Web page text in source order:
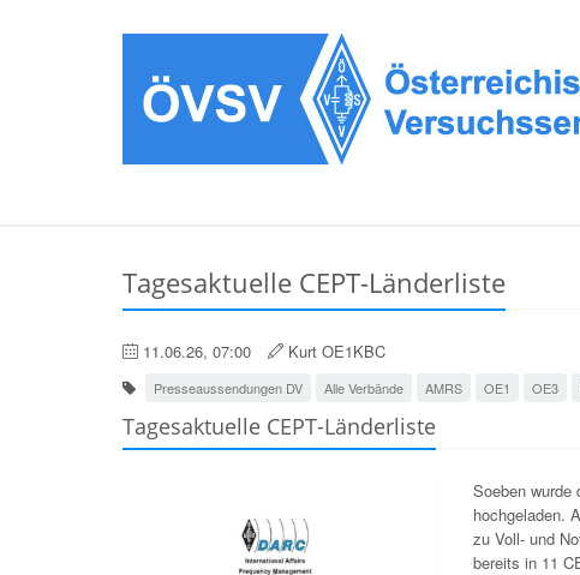
Tagesaktuelle CEPT-Länderliste
11.06.26, 07:00 Kurt OE1KBC
Presseaussendungen DV Alle Verbände AMRS OE1 OE3
Tagesaktuelle CEPT-Länderliste
Soeben wurde
hochgeladen.
zu Voll- und
bereits in 11